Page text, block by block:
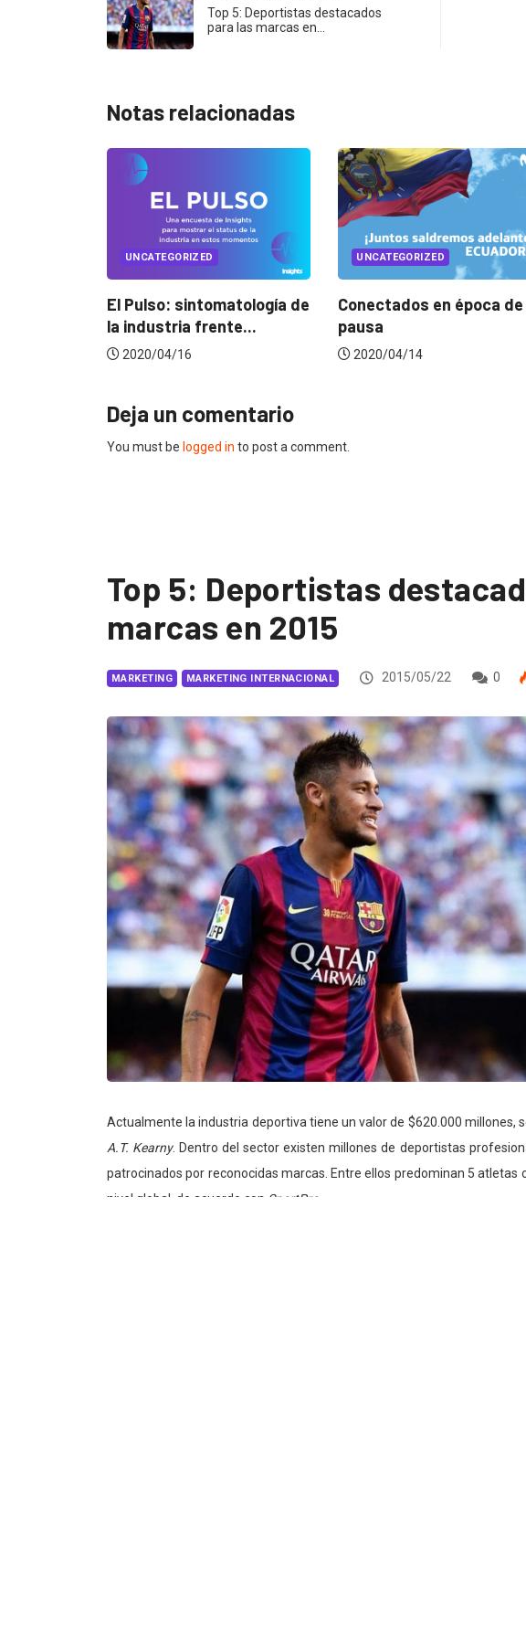
Top 5: Deportistas destacados
para las marcas en…
Notas relacionadas
de
UNCATEGORIZED
Conectados en época de
pausa
2020/04/14
UNCATEGORIZED
Music mood en
2020/04/07
Deja un comentario
You must be logged in to post a comment.
Top 5: Deportistas
marcas en 2015
MARKETING MARKETING INTERNACIONAL 2015/05/22 0
Actualmente la industria deportiva tiene un valor de $620.000 millones,
A.T. Kearny. Dentro del sector existen millones de deportistas
patrocinados por reconocidas marcas. Entre ellos predominan 5 atletas
nivel global, de acuerdo con SportPro